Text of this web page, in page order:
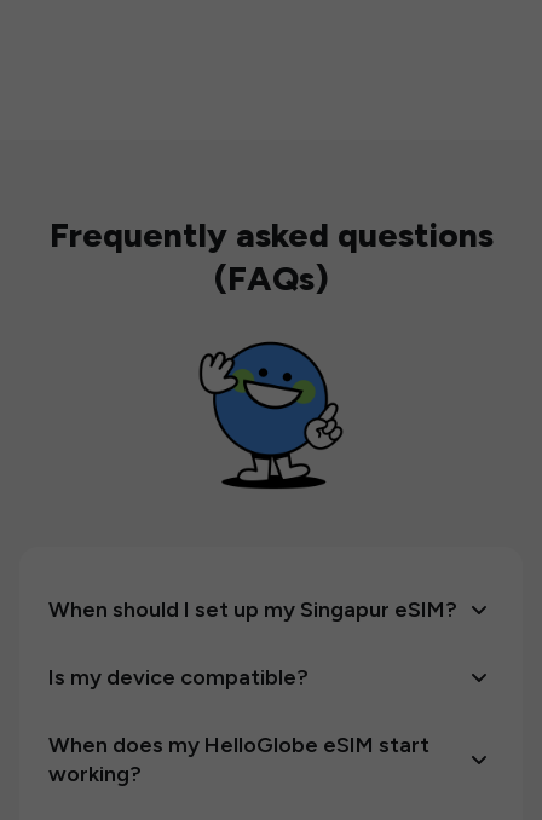
Frequently asked questions
(FAQs)
When should I set up my Singapur eSIM?
Is my device compatible?
When does my HelloGlobe eSIM start
working?